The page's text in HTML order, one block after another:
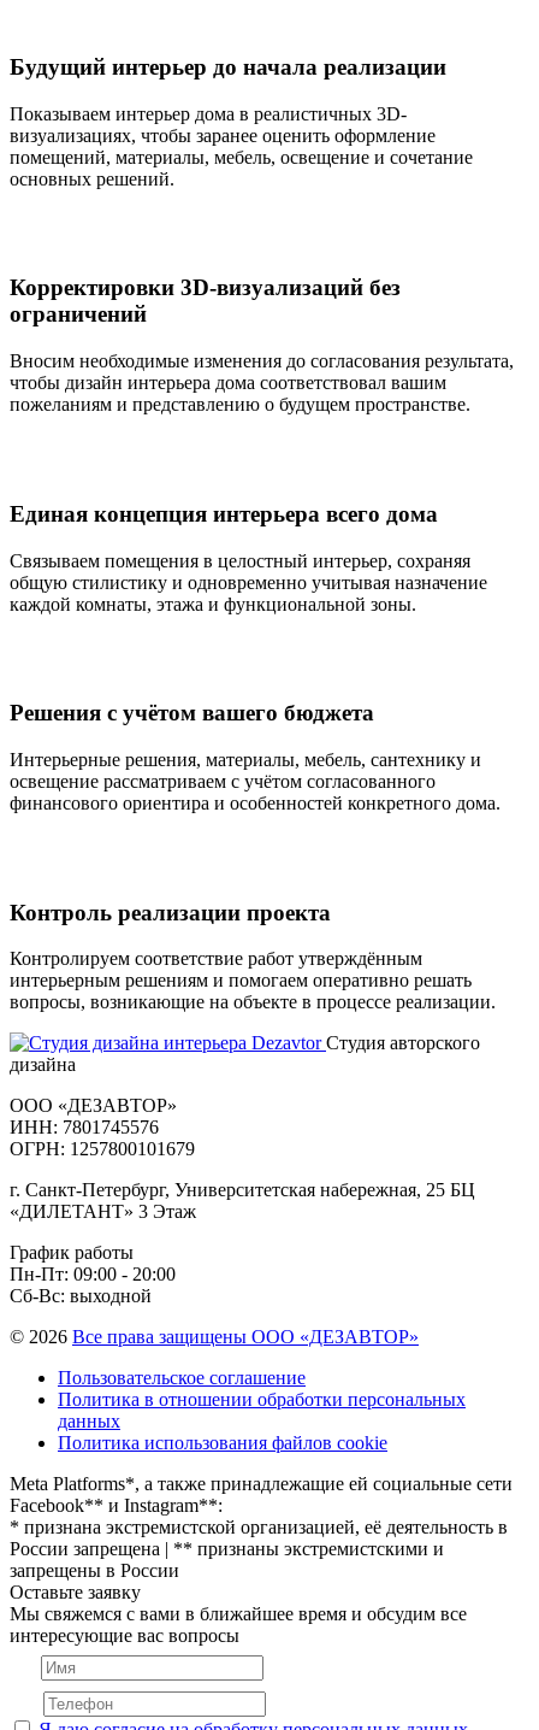
Будущий интерьер до начала реализации
Показываем интерьер дома в реалистичных 3D-
визуализациях, чтобы заранее оценить оформление
помещений, материалы, мебель, освещение и сочетание
основных решений.
Корректировки 3D-визуализаций без
ограничений
Вносим необходимые изменения до согласования результата,
чтобы дизайн интерьера дома соответствовал вашим
пожеланиям и представлению о будущем пространстве.
Единая концепция интерьера всего дома
Связываем помещения в целостный интерьер, сохраняя
общую стилистику и одновременно учитывая назначение
каждой комнаты, этажа и функциональной зоны.
Решения с учётом вашего бюджета
Интерьерные решения, материалы, мебель, сантехнику и
освещение рассматриваем с учётом согласованного
финансового ориентира и особенностей конкретного дома.
Контроль реализации проекта
Контролируем соответствие работ утверждённым
интерьерным решениям и помогаем оперативно решать
вопросы, возникающие на объекте в процессе реализации.
Студия авторского
дизайна
ООО «ДЕЗАВТОР»
ИНН: 7801745576
ОГРН: 1257800101679
г. Санкт-Петербург, Университетская набережная, 25 БЦ
«ДИЛЕТАНТ» 3 Этаж
График работы
Пн-Пт: 09:00 - 20:00
Сб-Вс: выходной
© 2026 Все права защищены ООО «ДЕЗАВТОР»
Пользовательское соглашение
Политика в отношении обработки персональных
данных
Политика использования файлов cookie
Meta Platforms*, а также принадлежащие ей социальные сети
Facebook** и Instagram**:
* признана экстремистской организацией, её деятельность в
России запрещена | ** признаны экстремистскими и
запрещены в России
Оставьте заявку
Мы свяжемся с вами в ближайшее время и обсудим все
интересующие вас вопросы